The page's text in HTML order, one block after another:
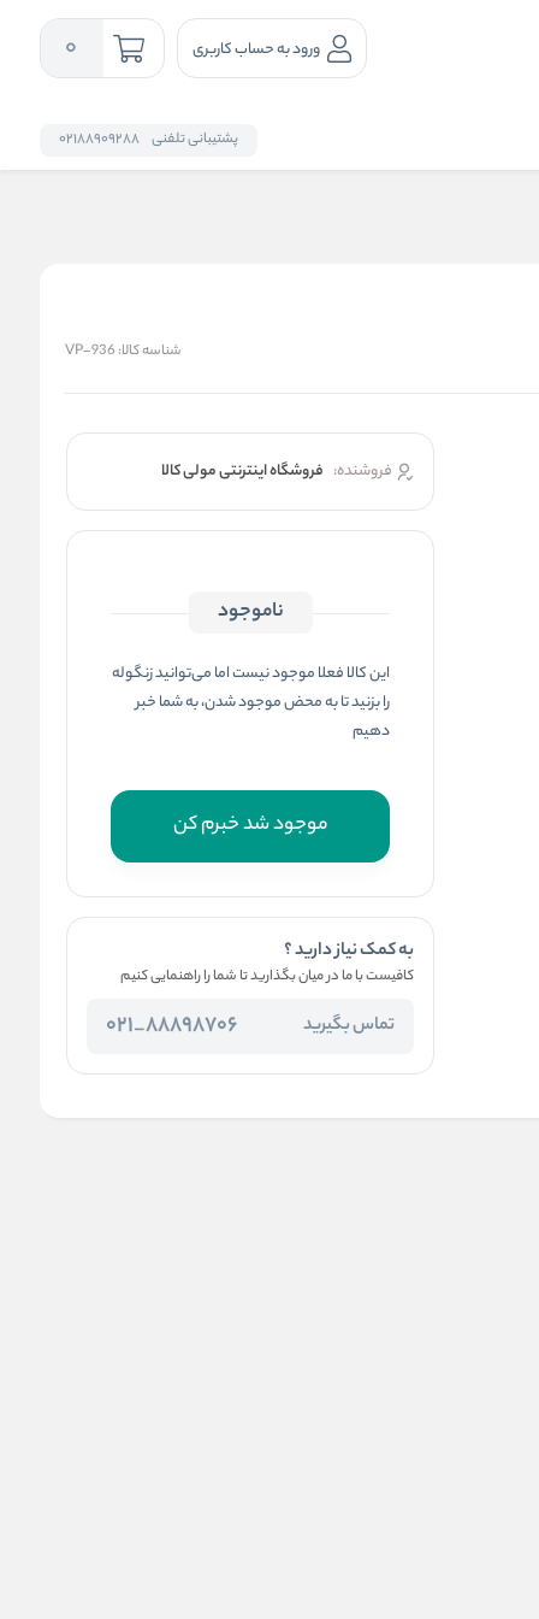
ورود به حساب کاربری 0
پشتیبانی تلفنی 02188909288
شناسه کالا: VP-936
فروشنده: فروشگاه اینترنتی مولی کالا
ناموجود
این کالا فعلا موجود نیست اما می‌توانید زنگوله
را بزنید تا به محض موجود شدن، به شما خبر
دهیم
موجود شد خبرم کن
به کمک نیاز دارید ؟
کافیست با ما در میان بگذارید تا شما را راهنمایی کنیم
تماس بگیرید 88898706_021